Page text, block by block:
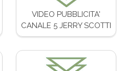
VIDEO PUBBLICITA'
CANALE 5 JERRY SCOTTI